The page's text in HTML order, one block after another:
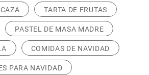
CAZA TARTA DE FRUTAS
PASTEL DE MASA MADRE
COMIDAS DE NAVIDAD
PARA NAVIDAD